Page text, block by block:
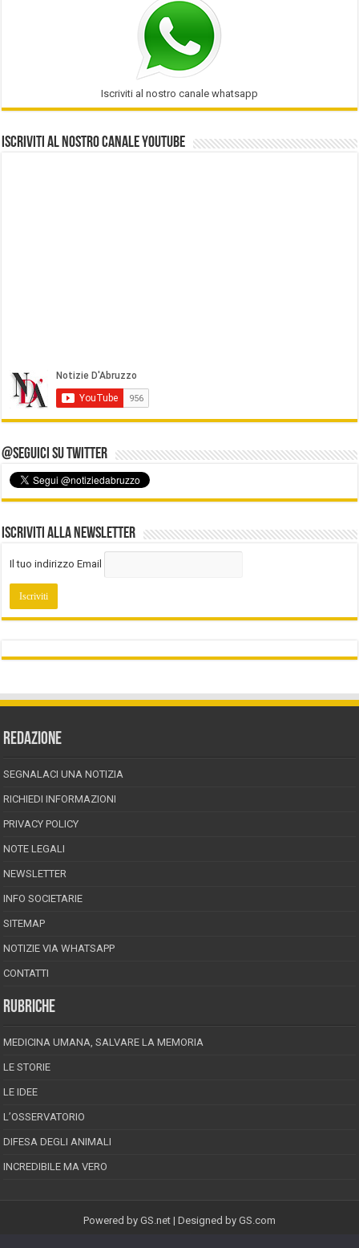
Iscriviti al nostro canale whatsapp
Iscriviti al nostro Canale Youtube
@Seguici su Twitter
Iscriviti alla Newsletter
Il tuo indirizzo Email
REDAZIONE
SEGNALACI UNA NOTIZIA
RICHIEDI INFORMAZIONI
PRIVACY POLICY
NOTE LEGALI
NEWSLETTER
INFO SOCIETARIE
SITEMAP
NOTIZIE VIA WHATSAPP
CONTATTI
RUBRICHE
MEDICINA UMANA, SALVARE LA MEMORIA
LE STORIE
LE IDEE
L’OSSERVATORIO
DIFESA DEGLI ANIMALI
INCREDIBILE MA VERO
Powered by GS.net | Designed by GS.com